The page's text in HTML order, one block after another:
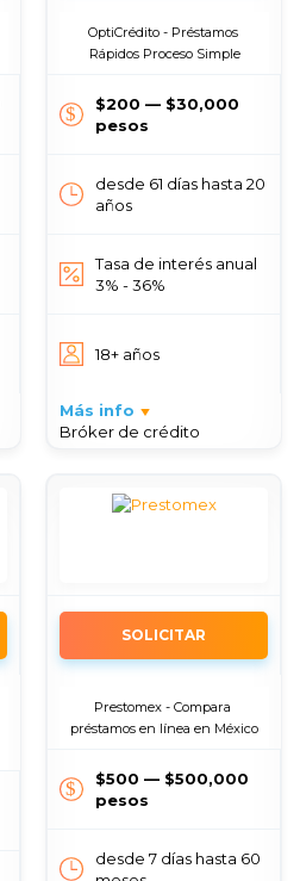
OptiCrédito - Préstamos
Rápidos Proceso Simple
$200 — $30,000
pesos
desde 61 días hasta 20
años
Tasa de interés anual
3% - 36%
18+ años
Más info
Bróker de crédito
SOLICITAR
Prestomex - Compara
préstamos en línea en México
$500 — $500,000
pesos
desde 7 días hasta 60